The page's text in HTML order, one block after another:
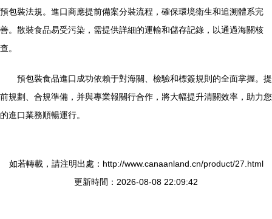
預包裝法規。進口商應提前備案分裝流程，確保環境衛生和追溯體系完
善。散裝食品易受污染，需提供詳細的運輸和儲存記錄，以通過海關核
查。
預包裝食品進口成功依賴于對海關、檢驗和標簽規則的全面掌握。提
前規劃、合規準備，并與專業報關行合作，將大幅提升清關效率，助力您
的進口業務順暢運行。
如若轉載，請注明出處：http://www.canaanland.cn/product/27.html
更新時間：2026-08-08 22:09:42